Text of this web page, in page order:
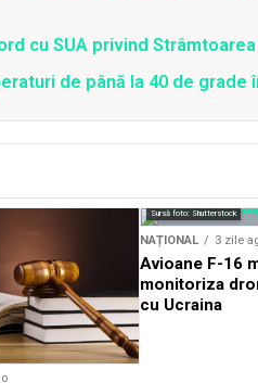
cu SUA privind Strâmtoarea
de până la 40 de grade
Sursă foto: Shutterstock
NAȚIONAL 3 zile
Avioane F-16
monitoriza
cu Ucraina